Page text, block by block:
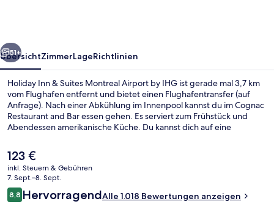
by
IHG
Weiter
51+
ÜbersichtZimmerLageRichtlinien
Holiday Inn & Suites Montreal Airport by IHG ist gerade mal 3,7 km
vom Flughafen entfernt und bietet einen Flughafentransfer (auf
Anfrage). Nach einer Abkühlung im Innenpool kannst du im Cognac
Restaurant and Bar essen gehen. Es serviert zum Frühstück und
Abendessen amerikanische Küche. Du kannst dich auf eine
freuen. Die Zimmer sind mit Kühlschränken und Mikrowellen
versehen. Das hilfsbereite Personal und die Nähe zum Flughafen
erhalten gute Bewertungen von anderen Reisenden.
Der
aktuelle
Preis
beträgt
123 €.
123 €
inkl. Steuern & Gebühren
7. Sept.–8. Sept.
Bewertungen
8,88,8 von 10.
HervorragendAlle 1.018 Bewertungen anzeigen